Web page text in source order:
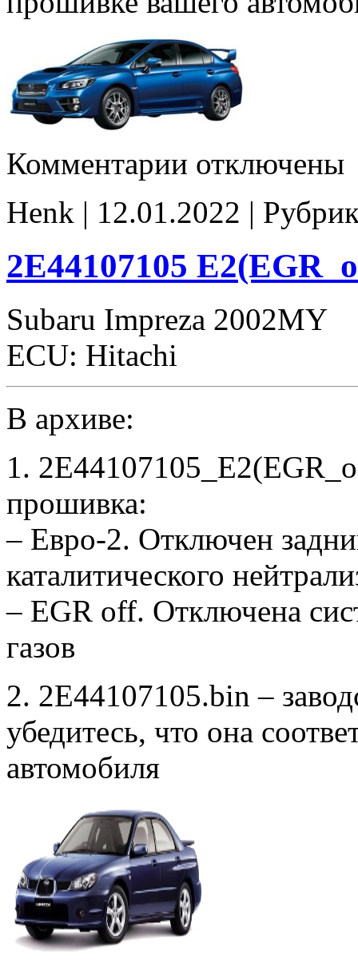
Комментарии записи
CHK(ok)
отключены
Henk | 12.01.2022 |
2E44107105
Subaru Impreza 2002MY
ECU: Hitachi
В архиве:
1.
прошивка:
– Евро-2. Отключен
каталитического
– EGR off. Отключена
газов
2. 2E44107105.bin –
убедитесь, что она
автомобиля